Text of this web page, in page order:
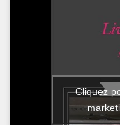
Cliquez